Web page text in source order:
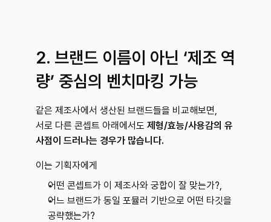
2. 브랜드 이름이 아닌 ‘제조 역
량’ 중심의 벤치마킹 가능
같은 제조사에서 생산된 브랜드들을 비교해보면,
서로 다른 콘셉트 아래에서도 제형/효능/사용감의 유
사점이 드러나는 경우가 많습니다.
이는 기획자에게
어떤 콘셉트가 이 제조사와 궁합이 잘 맞는가?,
어느 브랜드가 동일 포뮬러 기반으로 어떤 타깃을
공략했는가?